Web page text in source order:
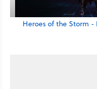
Heroes of the Storm